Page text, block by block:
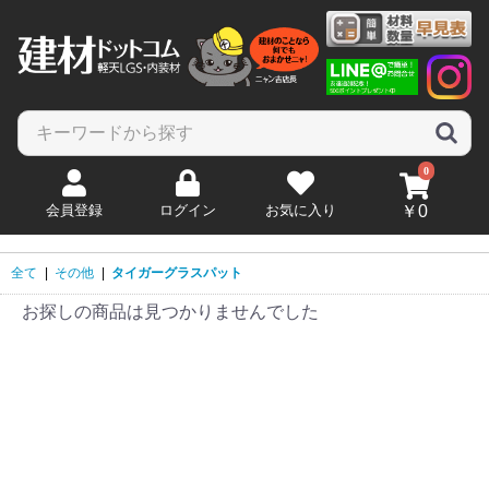
会員登録 ログイン お気に入り
0
￥0
全て | その他 | タイガーグラスパット
お探しの商品は見つかりませんでした